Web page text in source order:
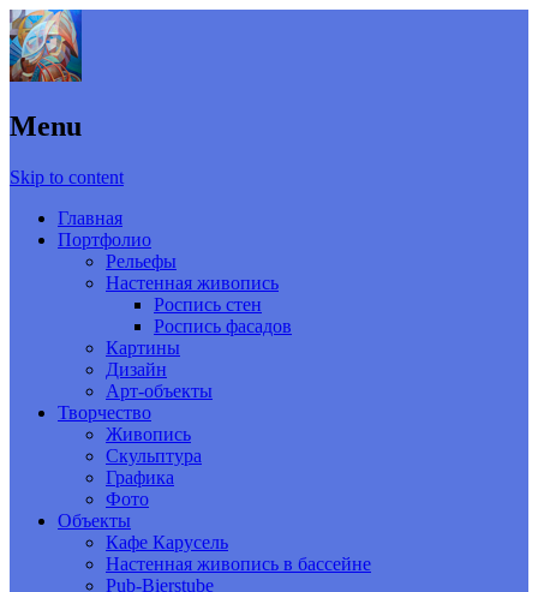
Menu
Skip to content
Главная
Портфолио
Рельефы
Настенная живопись
Роспись стен
Роспись фасадов
Картины
Дизайн
Арт-объекты
Творчество
Живопись
Скульптура
Графика
Фото
Объекты
Кафе Карусель
Настенная живопись в бассейне
Pub-Bierstube